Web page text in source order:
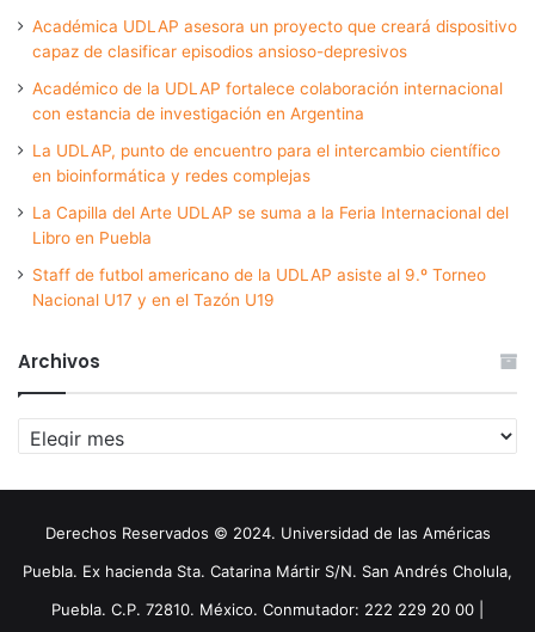
Académica UDLAP asesora un proyecto que creará dispositivo
capaz de clasificar episodios ansioso-depresivos
Académico de la UDLAP fortalece colaboración internacional
con estancia de investigación en Argentina
La UDLAP, punto de encuentro para el intercambio científico
en bioinformática y redes complejas
La Capilla del Arte UDLAP se suma a la Feria Internacional del
Libro en Puebla
Staff de futbol americano de la UDLAP asiste al 9.º Torneo
Nacional U17 y en el Tazón U19
Archivos
Archivos
Derechos Reservados © 2024. Universidad de las Américas
Puebla. Ex hacienda Sta. Catarina Mártir S/N. San Andrés Cholula,
Puebla. C.P. 72810. México. Conmutador: 222 229 20 00 |